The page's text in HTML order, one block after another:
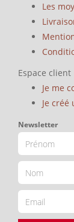
Les
Espace client
Je me
Je créé
Newsletter